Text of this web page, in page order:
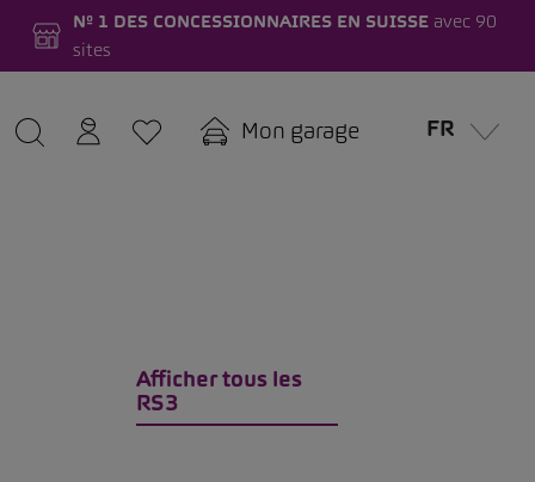
Nº 1 DES CONCESSIONNAIRES EN SUISSEavec 90
sites
Mon garage FR
Afficher tous les
RS3